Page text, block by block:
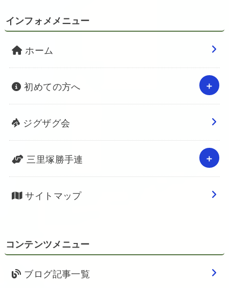
インフォメメニュー
ホーム
初めての方へ
ジグザグ会
三里塚勝手連
サイトマップ
コンテンツメニュー
ブログ記事一覧